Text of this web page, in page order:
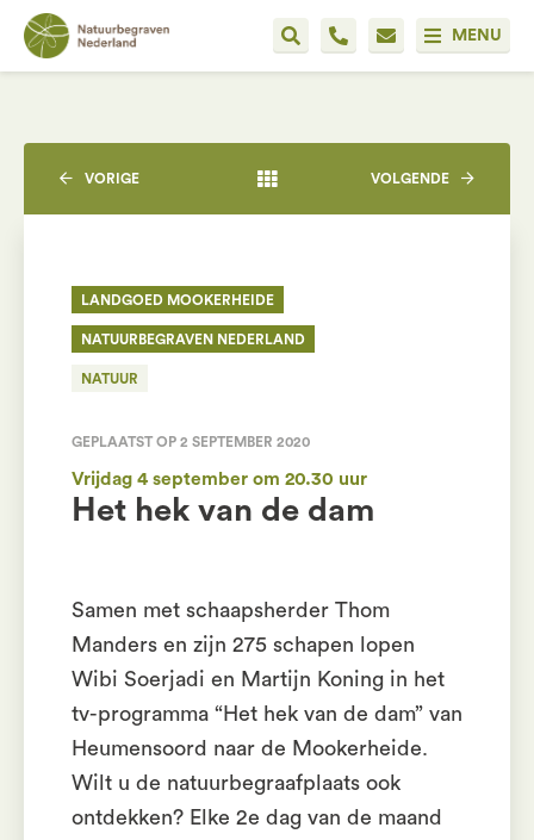
MENU
VORIGE VOLGENDE
LANDGOED MOOKERHEIDE
NATUURBEGRAVEN NEDERLAND
NATUUR
GEPLAATST OP 2 SEPTEMBER 2020
Vrijdag 4 september om 20.30 uur
Het hek van de dam
Samen met schaapsherder Thom
Manders en zijn 275 schapen lopen
Wibi Soerjadi en Martijn Koning in het
tv-programma “Het hek van de dam” van
Heumensoord naar de Mookerheide.
Wilt u de natuurbegraafplaats ook
ontdekken? Elke 2e dag van de maand